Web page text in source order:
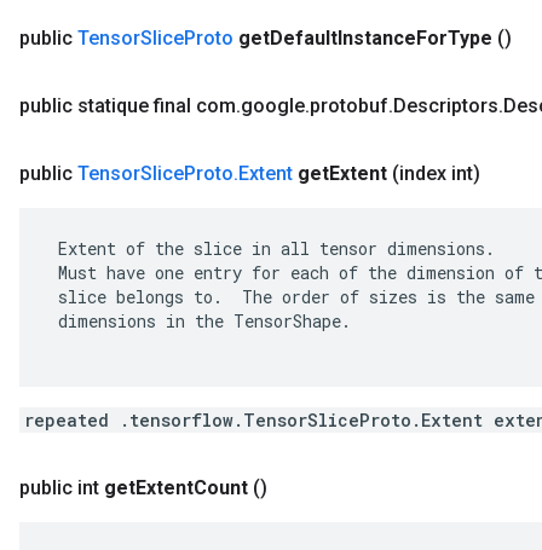
public TensorSliceProto getDefaultInstanceForType ()
public statique final com.google.protobuf.Descriptors.
public TensorSliceProto.Extent getExtent (index int)
Extent of the slice in all tensor dimensions.
Must have one entry for each of the dimension
slice belongs to.  The order of sizes is the
dimensions in the TensorShape.
repeated .tensorflow.TensorSliceProto.Extent
public int getExtentCount ()